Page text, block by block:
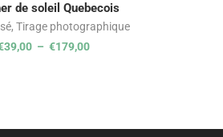
de soleil Quebecois
, Tirage photographique
39,00 – €179,00